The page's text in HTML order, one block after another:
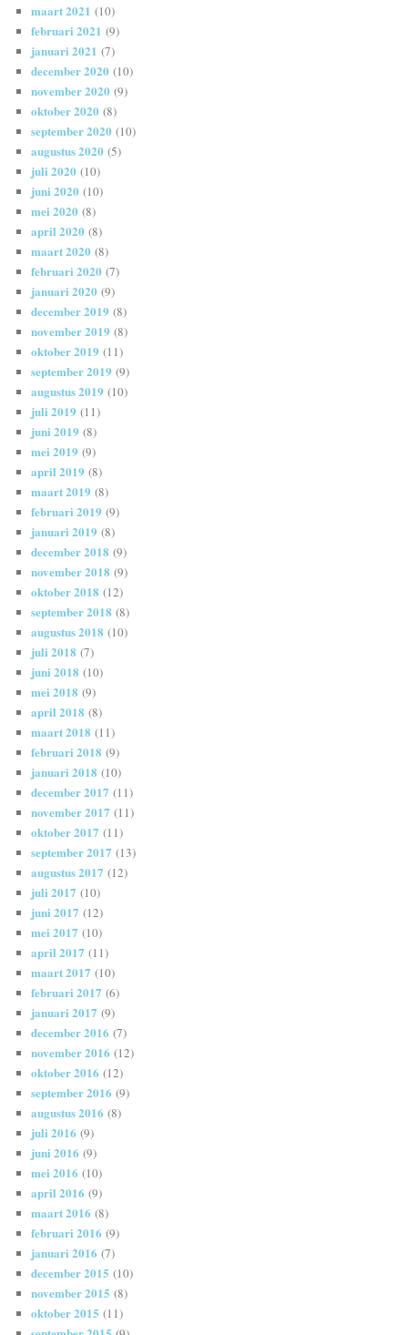
maart 2021 (10)
februari 2021 (9)
januari 2021 (7)
december 2020 (10)
november 2020 (9)
oktober 2020 (8)
september 2020 (10)
augustus 2020 (5)
juli 2020 (10)
juni 2020 (10)
mei 2020 (8)
april 2020 (8)
maart 2020 (8)
februari 2020 (7)
januari 2020 (9)
december 2019 (8)
november 2019 (8)
oktober 2019 (11)
september 2019 (9)
augustus 2019 (10)
juli 2019 (11)
juni 2019 (8)
mei 2019 (9)
april 2019 (8)
maart 2019 (8)
februari 2019 (9)
januari 2019 (8)
december 2018 (9)
november 2018 (9)
oktober 2018 (12)
september 2018 (8)
augustus 2018 (10)
juli 2018 (7)
juni 2018 (10)
mei 2018 (9)
april 2018 (8)
maart 2018 (11)
februari 2018 (9)
januari 2018 (10)
december 2017 (11)
november 2017 (11)
oktober 2017 (11)
september 2017 (13)
augustus 2017 (12)
juli 2017 (10)
juni 2017 (12)
mei 2017 (10)
april 2017 (11)
maart 2017 (10)
februari 2017 (6)
januari 2017 (9)
december 2016 (7)
november 2016 (12)
oktober 2016 (12)
september 2016 (9)
augustus 2016 (8)
juli 2016 (9)
juni 2016 (9)
mei 2016 (10)
april 2016 (9)
maart 2016 (8)
februari 2016 (9)
januari 2016 (7)
december 2015 (10)
november 2015 (8)
oktober 2015 (11)